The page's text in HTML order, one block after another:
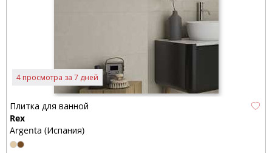
4 просмотра за 7 дней
Плитка для ванной
Rex
Argenta (Испания)